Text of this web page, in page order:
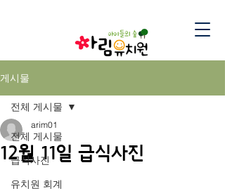
게시물
전체 게시물
급식사진
유치원 회계
전체 게시물
12월 11일 급식사진
arim01